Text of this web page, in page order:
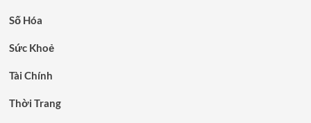
Số Hóa
Sức Khoẻ
Tài Chính
Thời Trang